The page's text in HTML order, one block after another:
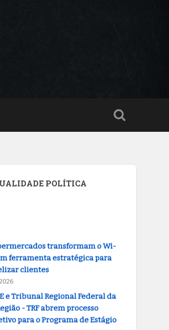
POLÍTICA
ferramenta estratégica para
clientes
e Tribunal Regional Federal da
- TRF abrem processo
para o Programa de Estágio